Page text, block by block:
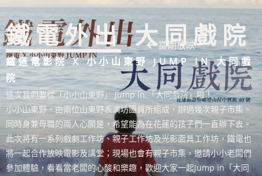
鐵電外出 大同戲院
鐵道電影院 X 小小山東野 JUMP IN 大同戲
院
這次我們要從「小小山東野」 Jump in 「大同戲院」啦！
小小山東野，由兩位山東野表演坊團員所組成，辦過幾次親子市集。
同時身兼母職的兩人心願是，希望能為在花蓮的孩子們一直辦下去。
此次將有一系列戲劇工作坊、親子工作坊及光影面具工作坊，鐵電也
將一起合作放映電影及講堂；現場也會有親子市集，邀請小小老闆們
參加體驗，看看當老闆的心酸和樂趣，歡迎大家一起Jump in「大同
當期放映